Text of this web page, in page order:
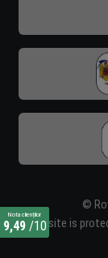
©
This site is
Nota clienților
9,49/10